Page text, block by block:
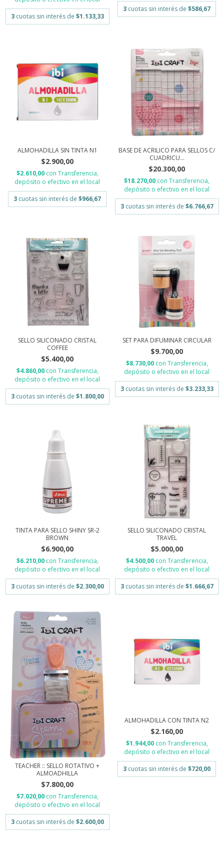
3 cuotas sin interés de $1.133,33
3 cuotas sin interés de $586,67
ALMOHADILLA SIN TINTA N1
$2.900,00
$2.610,00 con Transferencia,
depósito o efectivo en el local
3 cuotas sin interés de $966,67
BASE DE ACRILICO PARA SELLOS C/
CUADRICU...
$20.300,00
$18.270,00 con Transferencia,
depósito o efectivo en el local
3 cuotas sin interés de $6.766,67
SELLO SILICONADO CRISTAL
COFFEE
$5.400,00
$4.860,00 con Transferencia,
depósito o efectivo en el local
3 cuotas sin interés de $1.800,00
SET PARA DIFUMINAR CIRCULAR
$9.700,00
$8.730,00 con Transferencia,
depósito o efectivo en el local
3 cuotas sin interés de $3.233,33
TINTA PARA SELLO SHINY SR-2
BROWN
$6.900,00
$6.210,00 con Transferencia,
depósito o efectivo en el local
3 cuotas sin interés de $2.300,00
SELLO SILICONADO CRISTAL
TRAVEL
$5.000,00
$4.500,00 con Transferencia,
depósito o efectivo en el local
3 cuotas sin interés de $1.666,67
TEACHER :: SELLO ROTATIVO +
ALMOADHILLA
$7.800,00
$7.020,00 con Transferencia,
depósito o efectivo en el local
3 cuotas sin interés de $2.600,00
ALMOHADILLA CON TINTA N2
$2.160,00
$1.944,00 con Transferencia,
depósito o efectivo en el local
3 cuotas sin interés de $720,00